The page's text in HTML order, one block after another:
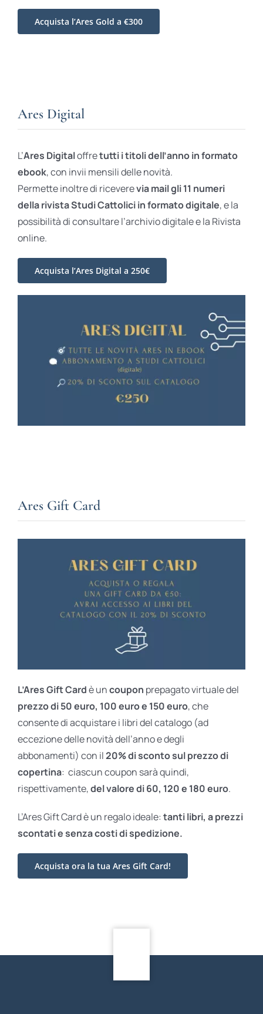
Acquista l’Ares Gold a €300
Ares Digital
L’Ares Digitaloffretutti i titoli dell’anno in formato
ebook, con invii mensili delle novità.
Permette inoltre di riceverevia mail gli 11 numeri
della rivista Studi Cattolici in formato digitale, e la
possibilità di consultare l’archivio digitale e la Rivista
online.
Acquista l’Ares Digital a 250€
Ares Gift Card
L’Ares Gift Cardè uncoupon prepagato virtuale del
prezzo di 50 euro, 100 euro e 150 euro, che
consente di acquistare i libri del catalogo (ad
eccezione delle novità dell’anno e degli
abbonamenti) con il20% di sconto sul prezzo di
copertina: ciascun coupon sarà quindi,
rispettivamente,del valore di 60, 120 e 180 euro.
L’Ares Gift Card è un regalo ideale: tanti libri, a prezzi
scontati esenza costi di spedizione.
Acquista ora la tua Ares Gift Card!